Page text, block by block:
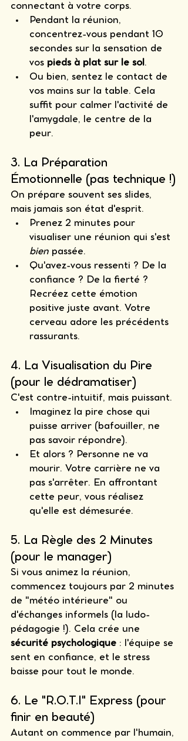
connectant à votre corps.
Pendant la réunion,
concentrez-vous pendant 10
secondes sur la sensation de
vos pieds à plat sur le sol .
Ou bien, sentez le contact de
vos mains sur la table. Cela
suffit pour calmer l'activité de
l'amygdale, le centre de la
peur.
3. La Préparation
Émotionnelle (pas technique !)
On prépare souvent ses slides,
mais jamais son état d'esprit.
Prenez 2 minutes pour
visualiser une réunion qui s'est
bien passée.
Qu'avez-vous ressenti ? De la
confiance ? De la fierté ?
Recréez cette émotion
positive juste avant. Votre
cerveau adore les précédents
rassurants.
4. La Visualisation du Pire
(pour le dédramatiser)
C'est contre-intuitif, mais puissant.
Imaginez la pire chose qui
puisse arriver (bafouiller, ne
pas savoir répondre).
Et alors ? Personne ne va
mourir. Votre carrière ne va
pas s'arrêter. En affrontant
cette peur, vous réalisez
qu'elle est démesurée.
5. La Règle des 2 Minutes
(pour le manager)
Si vous animez la réunion,
commencez toujours par 2 minutes
de "météo intérieure" ou
d'échanges informels (la ludo-
pédagogie !). Cela crée une
sécurité psychologique : l'équipe se
sent en confiance, et le stress
baisse pour tout le monde.
6. Le "R.O.T.I" Express (pour
finir en beauté)
Autant on commence par l'humain,